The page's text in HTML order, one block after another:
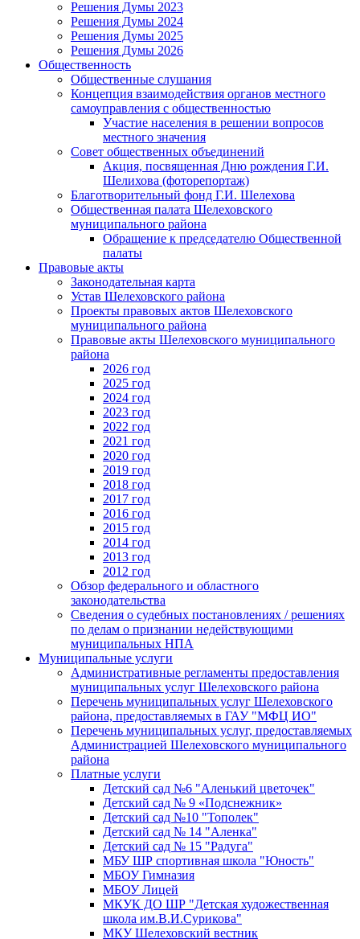
Решения Думы 2023
Решения Думы 2024
Решения Думы 2025
Решения Думы 2026
Общественность
Общественные слушания
Концепция взаимодействия органов местного
самоуправления с общественностью
Участие населения в решении вопросов
местного значения
Совет общественных объединений
Акция, посвященная Дню рождения Г.И.
Шелихова (фоторепортаж)
Благотворительный фонд Г.И. Шелехова
Общественная палата Шелеховского
муниципального района
Обращение к председателю Общественной
палаты
Правовые акты
Законодательная карта
Устав Шелеховского района
Проекты правовых актов Шелеховского
муниципального района
Правовые акты Шелеховского муниципального
района
2026 год
2025 год
2024 год
2023 год
2022 год
2021 год
2020 год
2019 год
2018 год
2017 год
2016 год
2015 год
2014 год
2013 год
2012 год
Обзор федерального и областного
законодательства
Сведения о судебных постановлениях / решениях
по делам о признании недействующими
муниципальных НПА
Муниципальные услуги
Административные регламенты предоставления
муниципальных услуг Шелеховского района
Перечень муниципальных услуг Шелеховского
района, предоставляемых в ГАУ "МФЦ ИО"
Перечень муниципальных услуг, предоставляемых
Администрацией Шелеховского муниципального
района
Платные услуги
Детский сад №6 "Аленький цветочек"
Детский сад № 9 «Подснежник»
Детский сад №10 "Тополек"
Детский сад № 14 "Аленка"
Детский сад № 15 "Радуга"
МБУ ШР спортивная школа "Юность"
МБОУ Гимназия
МБОУ Лицей
МКУК ДО ШР "Детская художественная
школа им.В.И.Сурикова"
МКУ Шелеховский вестник